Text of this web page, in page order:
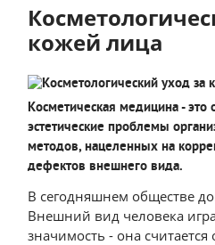
кожей лица
Косметическая медицина - это
эстетические проблемы
методов, нацеленных на
дефектов внешнего вида.
В сегодняшнем обществе
Внешний вид человека
значимость - она